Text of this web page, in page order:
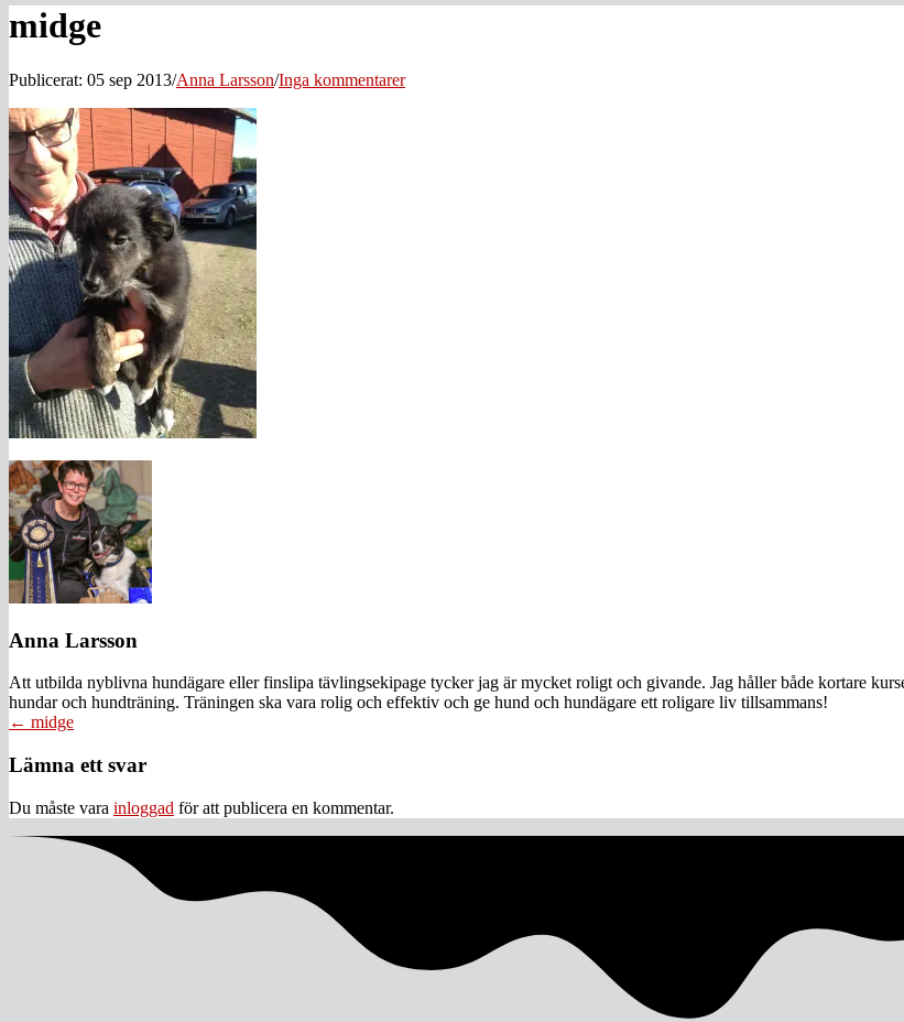
midge
Publicerat: 05 sep 2013/Anna Larsson/Inga kommentarer
Anna Larsson
Att utbilda nyblivna hundägare eller finslipa tävlingsekipage tycker jag är mycket roligt och givande. Jag håller både kortare
hundar och hundträning. Träningen ska vara rolig och effektiv och ge hund och hundägare ett roligare liv tillsammans!
Posts
navigation
← midge
Läsarkommentarer
Lämna ett svar
Du måste vara inloggad för att publicera en kommentar.